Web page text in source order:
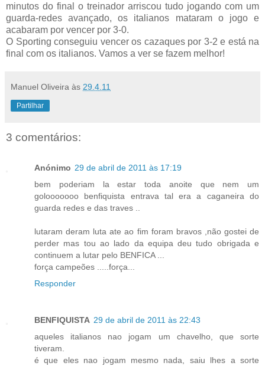
minutos do final o treinador arriscou tudo jogando com um
guarda-redes avançado, os italianos mataram o jogo e
acabaram por vencer por 3-0.
O Sporting conseguiu vencer os cazaques por 3-2 e está na
final com os italianos. Vamos a ver se fazem melhor!
Manuel Oliveira às 29.4.11
Partilhar
3 comentários:
Anónimo 29 de abril de 2011 às 17:19
bem poderiam la estar toda anoite que nem um
golooooooo benfiquista entrava tal era a caganeira do
guarda redes e das traves ..
lutaram deram luta ate ao fim foram bravos ,não gostei de
perder mas tou ao lado da equipa deu tudo obrigada e
continuem a lutar pelo BENFICA ...
força campeões .....força...
Responder
BENFIQUISTA 29 de abril de 2011 às 22:43
aqueles italianos nao jogam um chavelho, que sorte
tiveram.
é que eles nao jogam mesmo nada, saiu lhes a sorte